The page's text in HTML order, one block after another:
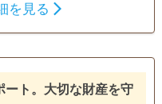
を見る
ート。大切な財産を守